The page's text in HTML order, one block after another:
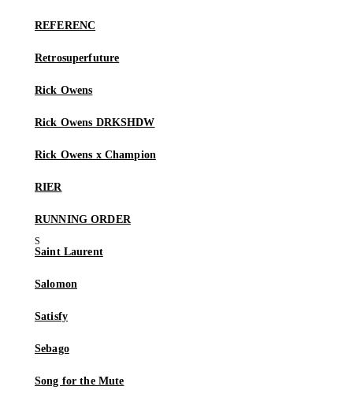
REFERENC
Retrosuperfuture
Rick Owens
Rick Owens DRKSHDW
Rick Owens x Champion
RIER
RUNNING ORDER
Saint Laurent
Salomon
Satisfy
Sebago
Song for the Mute